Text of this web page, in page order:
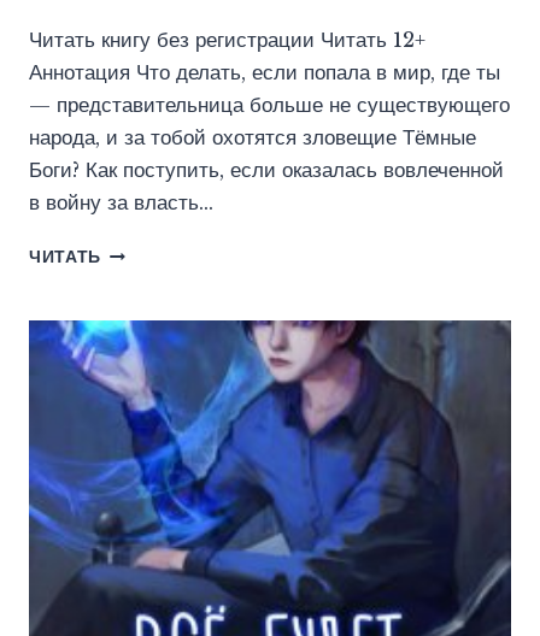
Читать книгу без регистрации Читать 12+
Аннотация Что делать, если попала в мир, где ты
— представительница больше не существующего
народа, и за тобой охотятся зловещие Тёмные
Боги? Как поступить, если оказалась вовлеченной
в войну за власть…
ЧИТАТЬ ДИКАРКА
ПЕСНЬ
ПЫЛАЮЩИХ
СТЕПЕЙ
(ИРИНА
ТИГИЕВА)